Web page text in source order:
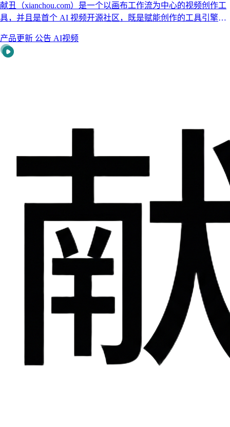
献丑（xianchou.com）是一个以画布工作流为中心的视频创作工
具，并且是首个 AI 视频开源社区，既是赋能创作的工具引擎，
是资深创作人，都能在这里实现 "创意落地 + 流量变现" 双丰
收！
产品更新 公告 AI视频